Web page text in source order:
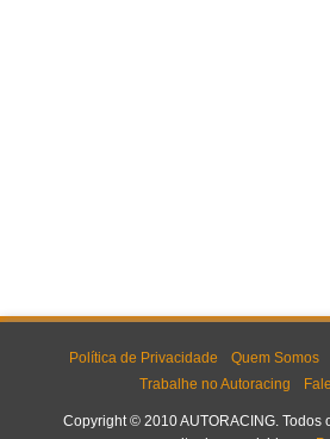
Política de Privacidade Quem Somos
Trabalhe no Autoracing
Copyright © 2010 AUTORACING. Todos